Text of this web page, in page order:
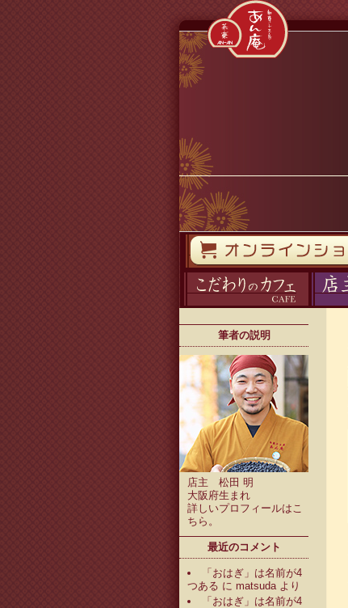
筆者の説明
店主 松田 明
大阪府生まれ
詳しいプロフィールはこ
ちら 。
最近のコメント
「おはぎ」は名前が4
つある に matsudaより
「おはぎ」は名前が4